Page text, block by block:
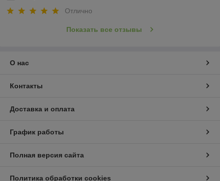
Отлично
Показать все отзывы
О нас
Контакты
Доставка и оплата
График работы
Полная версия сайта
Политика обработки cookies